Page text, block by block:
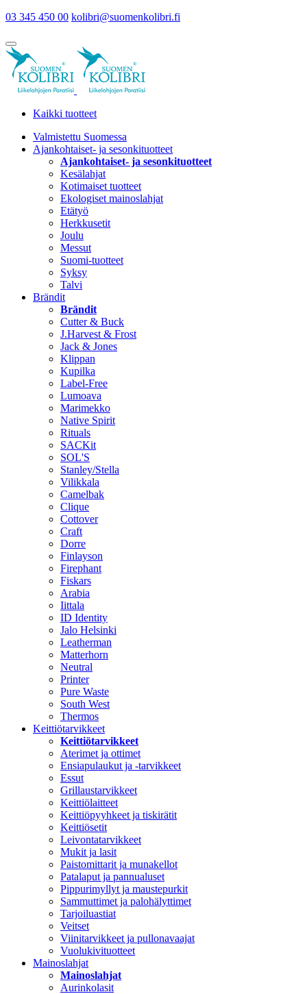
03 345 450 00 kolibri@suomenkolibri.fi
Kaikki tuotteet
Valmistettu Suomessa
Ajankohtaiset- ja sesonkituotteet
Ajankohtaiset- ja sesonkituotteet
Kesälahjat
Kotimaiset tuotteet
Ekologiset mainoslahjat
Etätyö
Herkkusetit
Joulu
Messut
Suomi-tuotteet
Syksy
Talvi
Brändit
Brändit
Cutter & Buck
J.Harvest & Frost
Jack & Jones
Klippan
Kupilka
Label-Free
Lumoava
Marimekko
Native Spirit
Rituals
SACKit
SOL'S
Stanley/Stella
Vilikkala
Camelbak
Clique
Cottover
Craft
Dorre
Finlayson
Firephant
Fiskars
Arabia
Iittala
ID Identity
Jalo Helsinki
Leatherman
Matterhorn
Neutral
Printer
Pure Waste
South West
Thermos
Keittiötarvikkeet
Keittiötarvikkeet
Aterimet ja ottimet
Ensiapulaukut ja -tarvikkeet
Essut
Grillaustarvikkeet
Keittiölaitteet
Keittiöpyyhkeet ja tiskirätit
Keittiösetit
Leivontatarvikkeet
Mukit ja lasit
Paistomittarit ja munakellot
Patalaput ja pannualuset
Pippurimyllyt ja maustepurkit
Sammuttimet ja palohälyttimet
Tarjoiluastiat
Veitset
Viinitarvikkeet ja pullonavaajat
Vuolukivituotteet
Mainoslahjat
Mainoslahjat
Aurinkolasit